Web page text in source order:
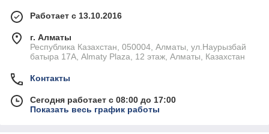
Работает с 13.10.2016
г. Алматы
Республика Казахстан, 050004, Алматы, ул.Наурызбай
батыра 17А, Almaty Plaza, 12 этаж, Алматы, Казахстан
Контакты
Сегодня работает с 08:00 до 17:00
Показать весь график работы